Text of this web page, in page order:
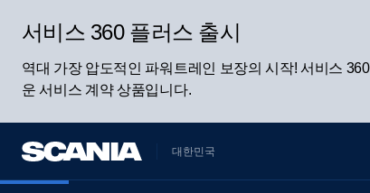
서비스 360 플러스 출시
역대 가장 압도적인 파워트레인 보장의 시작! 서비스
운 서비스 계약 상품입니다.
대한민국